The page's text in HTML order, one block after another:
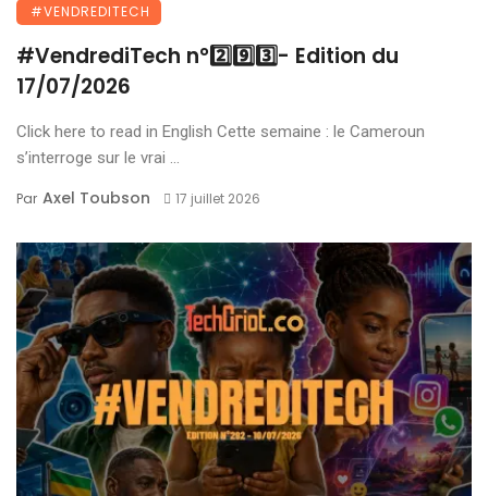
#VENDREDITECH
#VendrediTech n°2️⃣9️⃣3️⃣- Edition du
17/07/2026
Click here to read in English Cette semaine : le Cameroun
s’interroge sur le vrai ...
Par Axel Toubson 17 juillet 2026